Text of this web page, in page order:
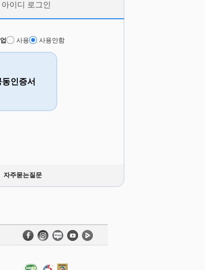
사용 사용안함
동인증서
아이디 로그인
자주묻는질문